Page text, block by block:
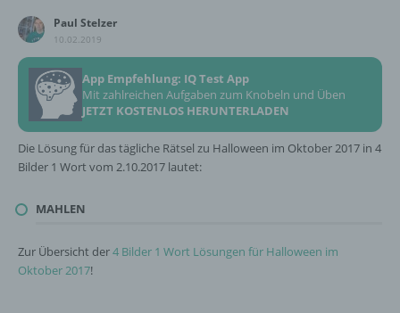
Paul Stelzer
10.02.2019
App Empfehlung: IQ Test App
Mit zahlreichen Aufgaben zum Knobeln und Üben
JETZT KOSTENLOS HERUNTERLADEN
Die Lösung für das tägliche Rätsel zu Halloween im Oktober 2017 in 4
Bilder 1 Wort vom 2.10.2017 lautet:
MAHLEN
Zur Übersicht der4 Bilder 1 Wort Lösungen für Halloween im
Oktober 2017!